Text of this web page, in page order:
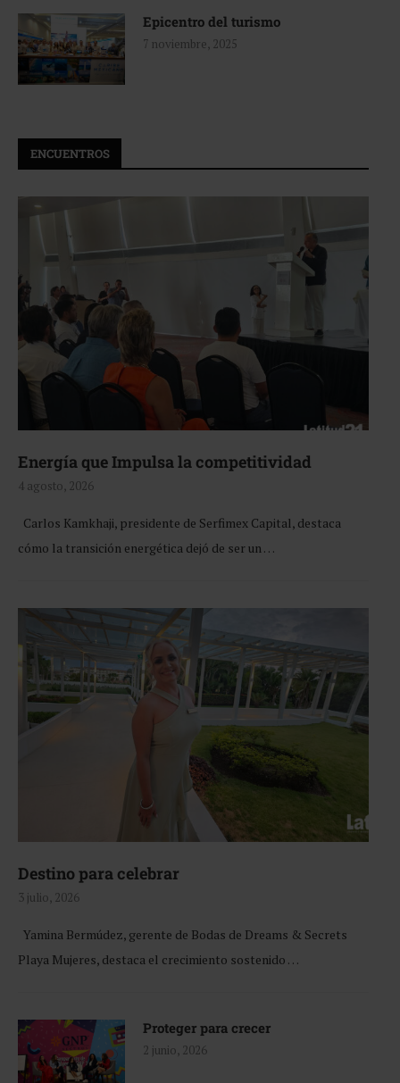
Epicentro del turismo
7 noviembre, 2025
ENCUENTROS
Energía que Impulsa la competitividad
4 agosto, 2026
Carlos Kamkhaji, presidente de Serfimex Capital, destaca
cómo la transición energética dejó de ser un …
Destino para celebrar
3 julio, 2026
Yamina Bermúdez, gerente de Bodas de Dreams & Secrets
Playa Mujeres, destaca el crecimiento sostenido …
Proteger para crecer
2 junio, 2026